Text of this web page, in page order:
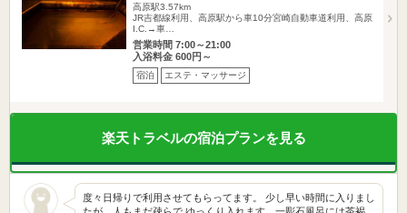
高原駅3.57km
JR吉都線利用、高原駅から車10分宮崎自動車道利用、高原
I.C.→車…
営業時間 7:00～21:00
入浴料金 600円～
宿泊 エステ・マッサージ
楽天トラベルの宿泊プランを見る
度々日帰りで利用させてもらってます。 少し早い時間に入りまし